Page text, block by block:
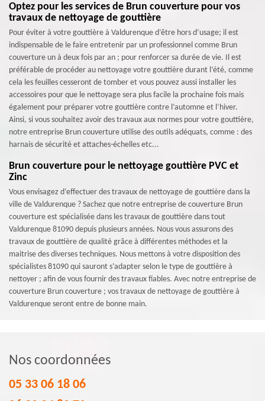
Optez pour les services de Brun couverture pour vos
travaux de nettoyage de gouttière
Pour éviter à votre gouttière à Valdurenque d’être hors d’usage; il est
indispensable de le faire entretenir par un professionnel comme Brun
couverture un à deux fois par an ; pour renforcer sa durée de vie. Il est
préférable de procéder au nettoyage votre gouttière durant l’été, comme
cela les feuilles cesseront de tomber et vous pouvez aussi installer les
accessoires pour que le nettoyage sera plus facile la prochaine fois mais
également pour préparer votre gouttière contre l’automne et l’hiver.
Ainsi, si vous souhaitez avoir des travaux aux normes pour votre gouttière,
notre entreprise Brun couverture utilise des outils adéquats, comme : des
harnais de sécurité et attaches-échelles etc...
Brun couverture pour le nettoyage gouttière PVC et
Zinc
Vous envisagez d’effectuer des travaux de nettoyage de gouttière dans la
ville de Valdurenque ? Sachez que notre entreprise de couverture Brun
couverture est spécialisée dans les travaux de gouttière dans tout
Valdurenque 81090 depuis plusieurs années. Nous vous assurons des
travaux de gouttière de qualité grâce à différentes méthodes et la
maitrise des diverses techniques. Nous mettons à votre disposition des
spécialistes 81090 qui sauront s’adapter selon le type de gouttière à
nettoyer ; afin de vous fournir des travaux fiables. Avec notre entreprise de
couverture Brun couverture ; vos travaux de nettoyage de gouttière à
Valdurenque seront entre de bonne main.
Nos coordonnées
05 33 06 18 06